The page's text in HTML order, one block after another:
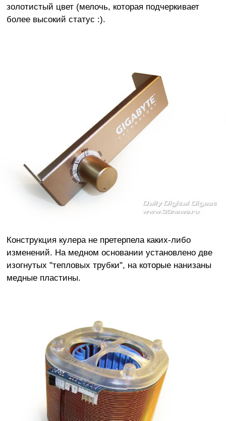
золотистый цвет (мелочь, которая подчеркивает
более высокий статус :).
Конструкция кулера не претерпела каких-либо
изменений. На медном основании установлено две
изогнутых "тепловых трубки", на которые нанизаны
медные пластины.